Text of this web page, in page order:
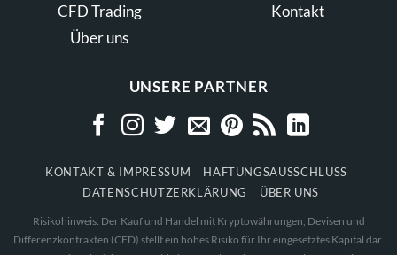
CFD Trading
Über uns
Kontakt
UNSERE PARTNER
KONTAKT & IMPRESSUM
HAFTUNGSAUSSCHLUSS
DATENSCHUTZERKLÄRUNG
ÜBER UNS
Risikohinweis: Der Kauf und Handel mit Kryptowährungen, Devisen und
Differenzkontrakten (CFD) stellt ein hohes Risiko für Ihr eingesetztes Kapital dar.